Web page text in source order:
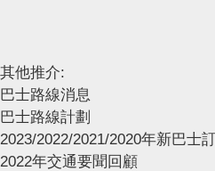
其他推介:
巴士路線消息
巴士路線計劃
2023/2022/2021/2020年新巴士
2022年交通要聞回顧